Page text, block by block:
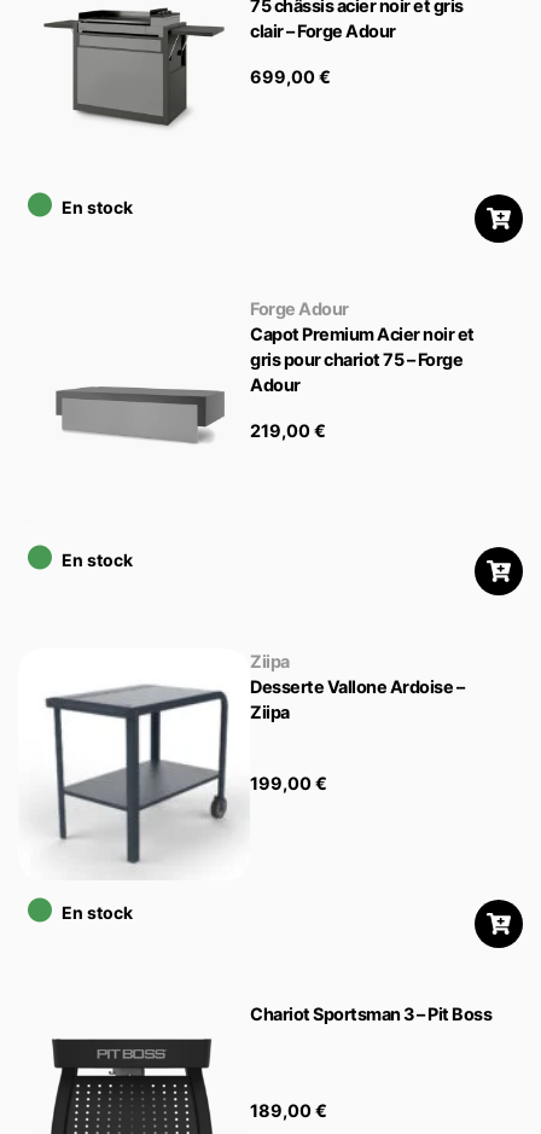
75 châssis acier noir et gris
clair – Forge Adour
699,00€
• En stock
Forge Adour
Capot Premium Acier noir et
gris pour chariot 75 – Forge
Adour
219,00€
• En stock
Ziipa
Desserte Vallone Ardoise –
Ziipa
199,00€
• En stock
Chariot Sportsman 3 – Pit Boss
189,00€